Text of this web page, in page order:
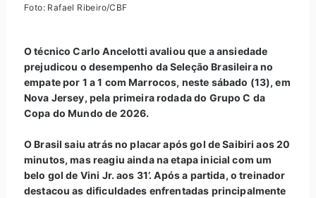
Foto: Rafael Ribeiro/CBF
O técnico Carlo Ancelotti avaliou que a ansiedade
prejudicou o desempenho da Seleção Brasileira no
empate por 1 a 1 com Marrocos, neste sábado (13), em
Nova Jersey, pela primeira rodada do Grupo C da
Copa do Mundo de 2026.
O Brasil saiu atrás no placar após gol de Saibiri aos 20
minutos, mas reagiu ainda na etapa inicial com um
belo gol de Vini Jr. aos 31’. Após a partida, o treinador
destacou as dificuldades enfrentadas principalmente